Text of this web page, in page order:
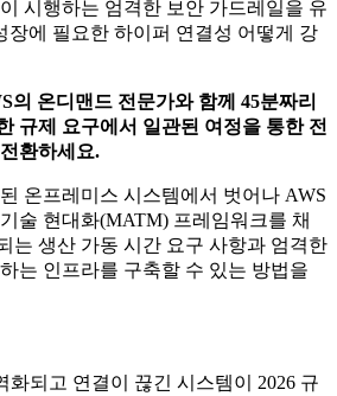
시행하는 엄격한 보안 가드레일을 유
장에 필요한 하이퍼 연결성 어떻게 강
의 온디맨드 전문가와 함께 45분짜리
규제 요구에서 일관된 여정을 통한 전
환하세요.
온프레미스 시스템에서 벗어나 AWS
술 현대화(MATM) 프레임워크를 채
는 생산 가동 시간 요구 사항과 엄격한
는 인프라를 구축할 수 있는 방법을
화되고 연결이 끊긴 시스템이 2026 규